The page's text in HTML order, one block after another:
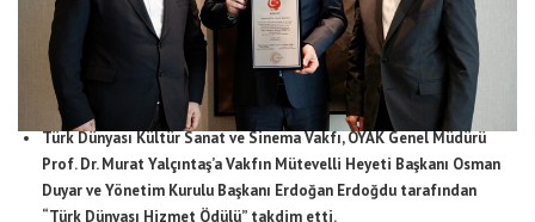
Türk Dünyası Kültür Sanat ve Sinema Vakfı, OYAK Genel Müdürü
Prof. Dr. Murat Yalçıntaş’a Vakfın Mütevelli Heyeti Başkanı Osman
Duyarve Yönetim Kurulu Başkanı Erdoğan Erdoğdu tarafından
“Türk Dünyası Hizmet Ödülü” takdim etti.